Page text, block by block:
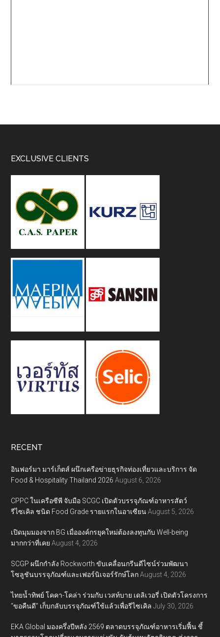
Footer
EXCLUSIVE CLIENTS
RECENT
อินฟอร์มา มาร์เก็ตส์ ผนึกเครือข่ายธุรกิจท่องเที่ยวและบริการ จัด
Food & Hospitality Thailand 2026 August 6, 2026
CPPC ในเครือซีพี จับมือ SCGC เปิดตัวบรรจุภัณฑ์อาหารสัตว์
รีไซเคิล ชนิด Food Grade รายแรกในอาเซียน August 5, 2026
เปิดมุมมองจาก BG เมื่อองค์กรยุคใหม่ต้องลงทุนกับ Well-being
มากกว่าที่เคย August 4, 2026
SCGP ผนึกกำลัง Rockworth ขับเคลื่อนกรีนดีไซน์ร่วมพัฒนา
โซลูชันบรรจุภัณฑ์และเฟอร์นิเจอร์รักษ์โลก August 4, 2026
ไทยน้ำทิพย์ โคคา-โคล่า ร่วมกับ เวสท์บาย เดลิเวอรี่ เปิดตัวโครงการ
“ขอคืนดี” เก็บกลับบรรจุภัณฑ์ใช้แล้วเพื่อรีไซเคิล July 30, 2026
EKA Global มองครึ่งปีหลัง 2569 ตลาดบรรจุภัณฑ์อาหารเริ่มฟื้น ชี้